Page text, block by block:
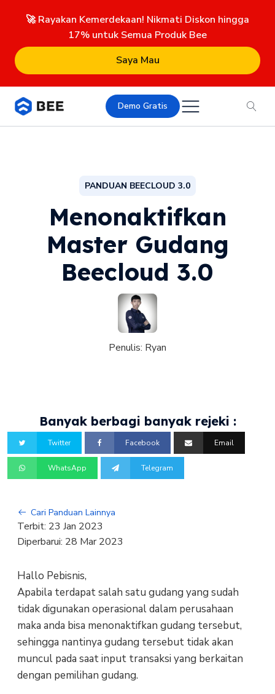
🚀 Rayakan Kemerdekaan! Nikmati Diskon hingga
17% untuk Semua Produk Bee
Saya Mau
Demo Gratis
PANDUAN BEECLOUD 3.0
Menonaktifkan
Master Gudang
Beecloud 3.0
Penulis: Ryan
Banyak berbagi banyak rejeki :
Twitter Facebook Email
WhatsApp Telegram
Cari Panduan Lainnya
Terbit: 23 Jan 2023
Diperbarui: 28 Mar 2023
Hallo Pebisnis,
Apabila terdapat salah satu gudang yang sudah
tidak digunakan operasional dalam perusahaan
maka anda bisa menonaktifkan gudang tersebut,
sehingga nantinya gudang tersebut tidak akan
muncul pada saat input transaksi yang berkaitan
dengan pemilihan gudang.